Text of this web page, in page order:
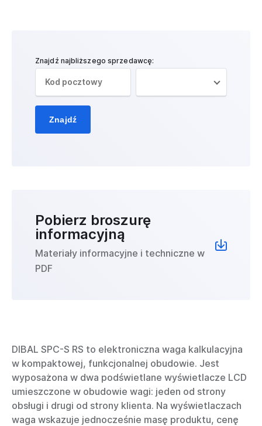
Znajdź najbliższego sprzedawcę:
Znajdź
Pobierz broszurę
informacyjną
Materiały informacyjne i techniczne w
PDF
DIBAL SPC-S RS to elektroniczna waga kalkulacyjna
w kompaktowej, funkcjonalnej obudowie. Jest
wyposażona w dwa podświetlane wyświetlacze LCD
umieszczone w obudowie wagi: jeden od strony
obsługi i drugi od strony klienta. Na wyświetlaczach
waga wskazuje jednocześnie masę produktu, cenę